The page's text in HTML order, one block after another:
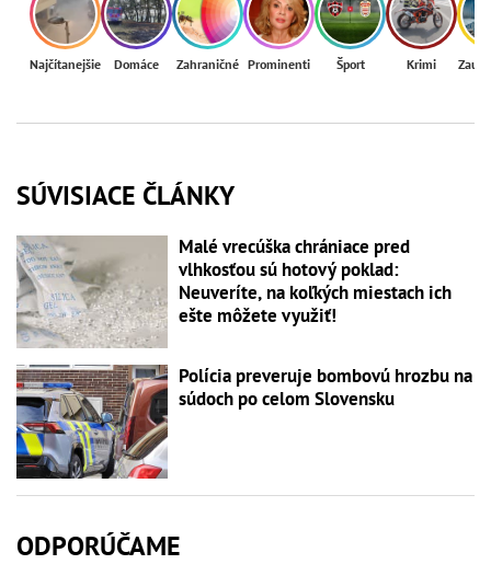
Najčítanejšie Domáce Zahraničné Prominenti Šport Krimi
SÚVISIACE ČLÁNKY
Malé vrecúška chrániace pred
vlhkosťou sú hotový poklad:
Neuveríte, na koľkých miestach ich
ešte môžete využiť!
Polícia preveruje bombovú hrozbu na
súdoch po celom Slovensku
ODPORÚČAME